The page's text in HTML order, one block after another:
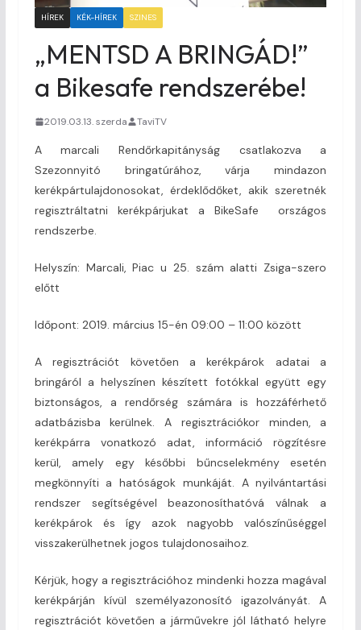
HÍREK KÉK-HÍREK SZINES
„MENTSD A BRINGÁD!”
a Bikesafe rendszerébe!
2019.03.13. szerda TaviTV
A marcali Rendőrkapitányság csatlakozva a
Szezonnyitó bringatúrához, várja mindazon
kerékpártulajdonosokat, érdeklődőket, akik szeretnék
regisztráltatni kerékpárjukat a BikeSafe országos
rendszerbe.
Helyszín: Marcali, Piac u 25. szám alatti Zsiga-szero
előtt
Időpont: 2019. március 15-én 09:00 – 11:00 között
A regisztrációt követően a kerékpárok adatai a
bringáról a helyszínen készített fotókkal együtt egy
biztonságos, a rendőrség számára is hozzáférhető
adatbázisba kerülnek. A regisztrációkor minden, a
kerékpárra vonatkozó adat, információ rögzítésre
kerül, amely egy későbbi bűncselekmény esetén
megkönnyíti a hatóságok munkáját. A nyilvántartási
rendszer segítségével beazonosíthatóvá válnak a
kerékpárok és így azok nagyobb valószínűséggel
visszakerülhetnek jogos tulajdonosaihoz.
Kérjük, hogy a regisztrációhoz mindenki hozza magával
kerékpárján kívül személyazonosító igazolványát. A
regisztrációt követően a járművekre jól látható helyre